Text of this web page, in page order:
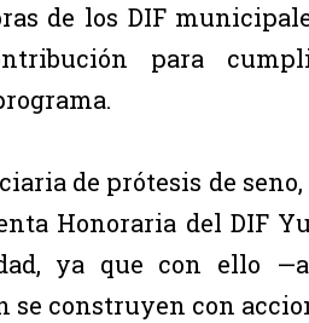
de los DIF
para
de prótesis de
Honoraria del DIF
ya que con ello
construyen con